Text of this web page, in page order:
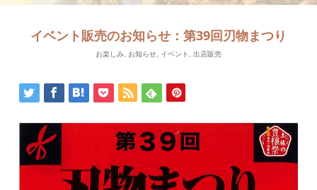
イベント販売のお知らせ：第39回刃物まつり
お楽しみ お知らせ イベント 出店販売